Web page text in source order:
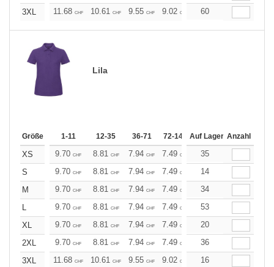
3XL
11.68 CHF 10.61 CHF 9.55 CHF 9.02 CHF 8.49
60
Lila
Größe 1-11 12-35 36-71 72-143 144-287 288 +
Auf Lager Anzahl
XS 9.70 CHF 8.81 CHF 7.94 CHF 7.49 CHF 7.05
35
S
9.70 CHF 8.81 CHF 7.94 CHF 7.49 CHF 7.05
14
M
9.70 CHF 8.81 CHF 7.94 CHF 7.49 CHF 7.05
34
L
9.70 CHF 8.81 CHF 7.94 CHF 7.49 CHF 7.05
53
XL
9.70 CHF 8.81 CHF 7.94 CHF 7.49 CHF 7.05
20
2XL
9.70 CHF 8.81 CHF 7.94 CHF 7.49 CHF 7.05
36
3XL
11.68 CHF 10.61 CHF 9.55 CHF 9.02 CHF 8.49
16